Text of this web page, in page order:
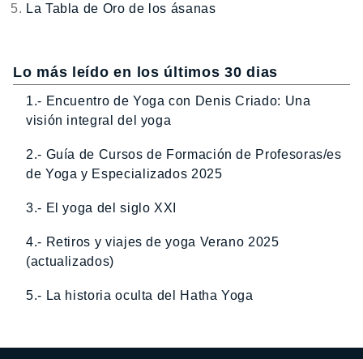
La Tabla de Oro de los ásanas
Lo más leído en los últimos 30 dias
1.- Encuentro de Yoga con Denis Criado: Una
visión integral del yoga
2.- Guía de Cursos de Formación de Profesoras/es
de Yoga y Especializados 2025
3.- El yoga del siglo XXI
4.- Retiros y viajes de yoga Verano 2025
(actualizados)
5.- La historia oculta del Hatha Yoga